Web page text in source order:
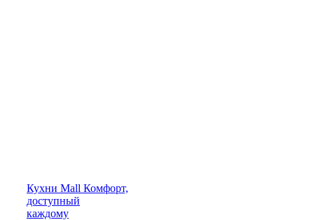
Кухни Mall Комфорт,
доступный
каждому